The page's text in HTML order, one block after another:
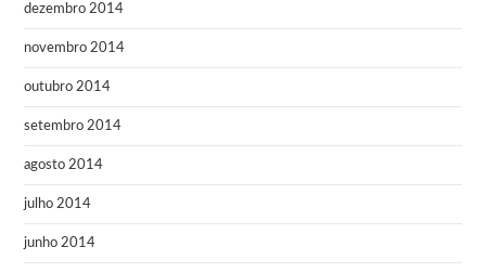
dezembro 2014
novembro 2014
outubro 2014
setembro 2014
agosto 2014
julho 2014
junho 2014